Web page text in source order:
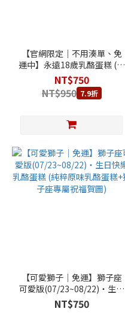
【官網限定｜不用湊單、免
運中】永遠18歲乳酪蛋糕 (純
粹原味乳酪蛋糕+永遠18歲賀
圖)
NT$750
NT$950 7.9折
【可愛獅子｜免運】獅子座
可愛版(07/23~08/22)‧生日
快樂乳酪蛋糕 (純粹原味乳酪
蛋糕+獅子座專屬祝福賀圖)
NT$750